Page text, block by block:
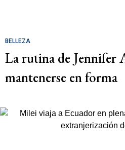
BELLEZA
La rutina de Jennifer
mantenerse en forma